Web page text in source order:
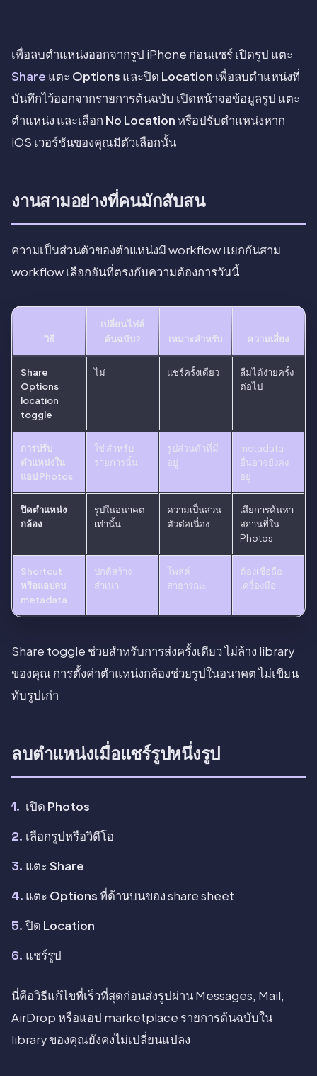
เพื่อลบตำแหน่งออกจากรูป iPhone ก่อนแชร์ เปิดรูป แตะ
Share แตะ Options และปิด Location เพื่อลบตำแหน่งที่
บันทึกไว้ออกจากรายการต้นฉบับ เปิดหน้าจอข้อมูลรูป แตะ
ตำแหน่ง และเลือก No Location หรือปรับตำแหน่งหาก
iOS เวอร์ชันของคุณมีตัวเลือกนั้น
งานสามอย่างที่คนมักสับสน
ความเป็นส่วนตัวของตำแหน่งมี workflow แยกกันสาม
workflow เลือกอันที่ตรงกับความต้องการวันนี้
วิธี
เปลี่ยนไฟล์
ต้นฉบับ?
เหมาะสำหรับ ความเสี่ยง
Share
Options
location
toggle
ไม่ แชร์ครั้งเดียว
ลืมได้ง่ายครั้ง
ต่อไป
การปรับ
ตำแหน่งใน
แอป Photos
ใช่ สำหรับ
รายการนั้น
รูปส่วนตัวที่มี
อยู่
metadata
อื่นอาจยังคง
อยู่
ปิดตำแหน่ง
กล้อง
รูปในอนาคต
เท่านั้น
ความเป็นส่วน
ตัวต่อเนื่อง
เสียการค้นหา
สถานที่ใน
Photos
Shortcut
หรือแอปลบ
metadata
ปกติสร้าง
สำเนา
โพสต์
สาธารณะ
ต้องเชื่อถือ
เครื่องมือ
Share toggle ช่วยสำหรับการส่งครั้งเดียว ไม่ล้าง library
ของคุณ การตั้งค่าตำแหน่งกล้องช่วยรูปในอนาคต ไม่เขียน
ทับรูปเก่า
ลบตำแหน่งเมื่อแชร์รูปหนึ่งรูป
เปิด Photos
เลือกรูปหรือวิดีโอ
แตะShare
แตะ Optionsที่ด้านบนของ share sheet
ปิด Location
แชร์รูป
นี่คือวิธีแก้ไขที่เร็วที่สุดก่อนส่งรูปผ่าน Messages, Mail,
AirDrop หรือแอป marketplace รายการต้นฉบับใน
library ของคุณยังคงไม่เปลี่ยนแปลง